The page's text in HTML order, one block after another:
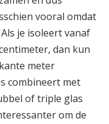
vooral omdat
je isoleert vanaf
dan kun
meter
combineert met
of triple glas
om de